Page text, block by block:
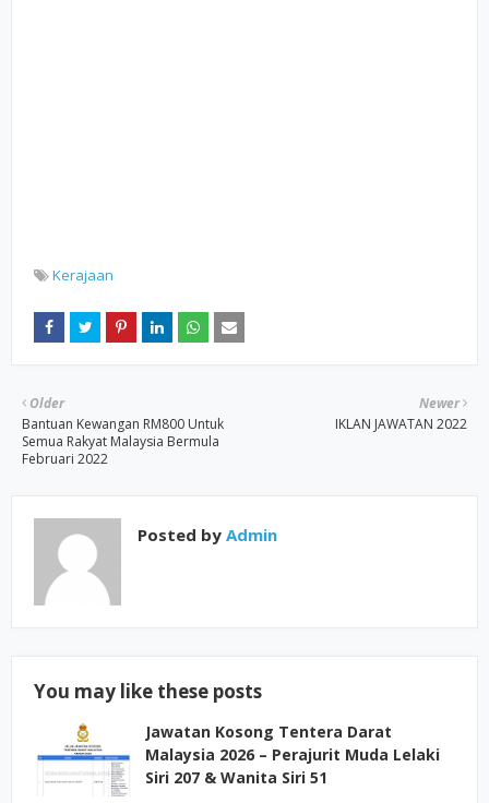
Kerajaan
Newer
IKLAN JAWATAN 2022
Older
Bantuan Kewangan RM800 Untuk
Semua Rakyat Malaysia Bermula
Februari 2022
Posted by Admin
You may like these posts
Jawatan Kosong Tentera Darat
Malaysia 2026 – Perajurit Muda Lelaki
Siri 207 & Wanita Siri 51